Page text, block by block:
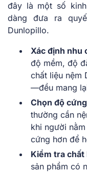
đây là một số
dàng đưa ra
Dunlopillo.
Xác định nhu
độ mềm, độ
chất liệu nệm
—đều mang
Chọn độ
thường cần
khi người
cứng hơn để
Kiểm tra chất
sản phẩm có